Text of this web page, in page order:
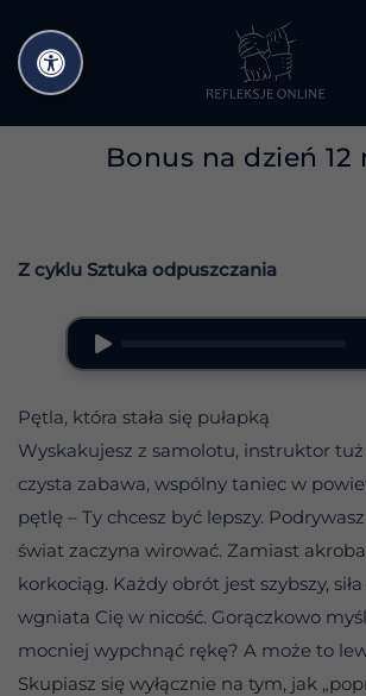
do
treści
Bonus na dzień 12
Z cyklu Sztuka odpuszczania
Pętla, która stała się pułapką
Wyskakujesz z samolotu, instruktor
czysta zabawa, wspólny taniec w
pętlę – Ty chcesz być lepszy.
świat zaczyna wirować. Zamiast
korkociąg. Każdy obrót jest szybszy,
wgniata Cię w nicość. Gorączkowo
mocniej wypchnąć rękę? A może to
Skupiasz się wyłącznie na tym, jak